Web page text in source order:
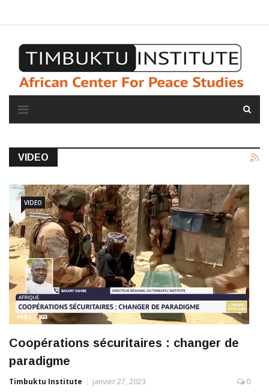
VIDEO
VIDEO
Coopérations sécuritaires : changer de
paradigme
Timbuktu Institute janvier 27, 2023 0